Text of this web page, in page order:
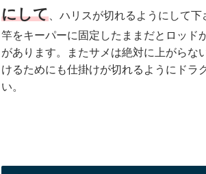
にして 、ハリスが切れるようにして下
竿をキーパーに固定したままだとロッド
があります。またサメは絶対に上がらな
けるためにも仕掛けが切れるようにドラ
い。